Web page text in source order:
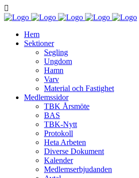
Hem
Sektioner
Segling
Ungdom
Hamn
Varv
Material och Fastighet
Medlemssidor
TBK Årsmöte
BAS
TBK-Nytt
Protokoll
Heta Arbeten
Diverse Dokument
Kalender
Medlemserbjudanden